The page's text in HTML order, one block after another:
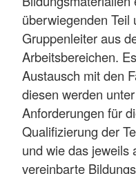
überwiegenden
Gruppenleiter aus
Arbeitsbereichen.
Austausch mit den
diesen werden
Anforderungen für
Qualifizierung der
und wie das jeweils
vereinbarte